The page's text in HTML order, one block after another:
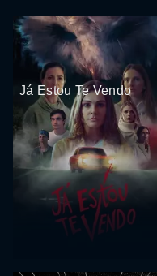
Já Estou Te Vendo